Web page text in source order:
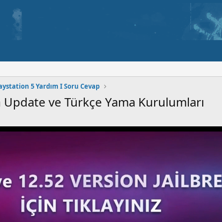
5 Yardım I Soru Cevap
Update ve Türkçe Yama Kurulumları